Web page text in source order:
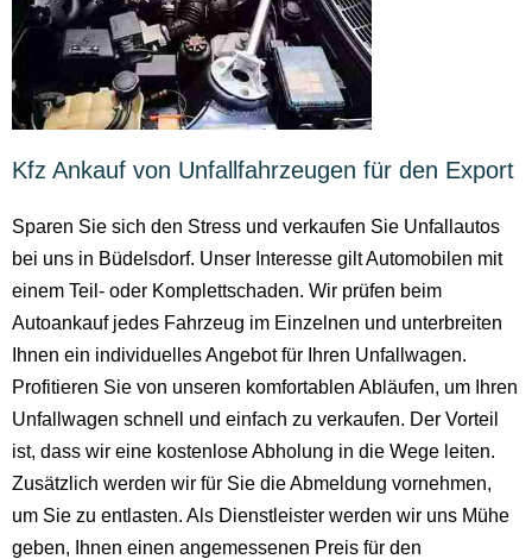
Kfz Ankauf von Unfallfahrzeugen für den Export
Sparen Sie sich den Stress und verkaufen Sie Unfallautos
bei uns in Büdelsdorf. Unser Interesse gilt Automobilen mit
einem Teil- oder Komplettschaden. Wir prüfen beim
Autoankauf jedes Fahrzeug im Einzelnen und unterbreiten
Ihnen ein individuelles Angebot für Ihren Unfallwagen.
Profitieren Sie von unseren komfortablen Abläufen, um Ihren
Unfallwagen schnell und einfach zu verkaufen. Der Vorteil
ist, dass wir eine kostenlose Abholung in die Wege leiten.
Zusätzlich werden wir für Sie die Abmeldung vornehmen,
um Sie zu entlasten. Als Dienstleister werden wir uns Mühe
geben, Ihnen einen angemessenen Preis für den